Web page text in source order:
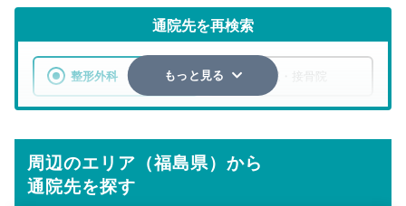
通院先を再検索
整形外科 整骨院・接骨院
検索する
もっと見る
周辺のエリア（福島県）から
通院先を探す